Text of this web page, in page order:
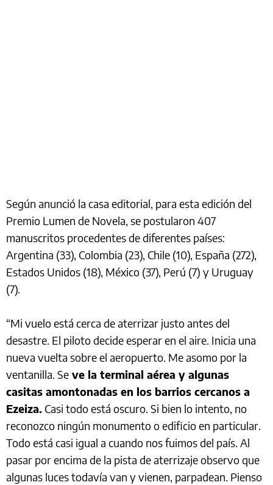
Según anunció la casa editorial, para esta edición del
Premio Lumen de Novela, se postularon 407
manuscritos procedentes de diferentes países:
Argentina (33), Colombia (23), Chile (10), España (272),
Estados Unidos (18), México (37), Perú (7) y Uruguay
(7).
“Mi vuelo está cerca de aterrizar justo antes del
desastre. El piloto decide esperar en el aire. Inicia una
nueva vuelta sobre el aeropuerto. Me asomo por la
ventanilla. Se ve la terminal aérea y algunas
casitas amontonadas en los barrios cercanos a
Ezeiza. Casi todo está oscuro. Si bien lo intento, no
reconozco ningún monumento o edificio en particular.
Todo está casi igual a cuando nos fuimos del país. Al
pasar por encima de la pista de aterrizaje observo que
algunas luces todavía van y vienen, parpadean. Pienso